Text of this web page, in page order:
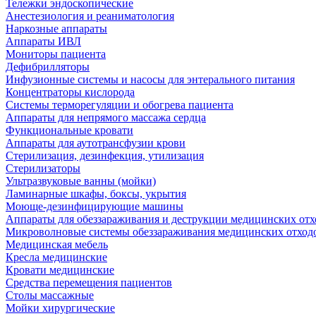
Тележки эндоскопические
Анестезиология и реаниматология
Наркозные аппараты
Аппараты ИВЛ
Мониторы пациента
Дефибрилляторы
Инфузионные системы и насосы для энтерального питания
Концентраторы кислорода
Системы терморегуляции и обогрева пациента
Аппараты для непрямого массажа сердца
Функциональные кровати
Аппараты для аутотрансфузии крови
Стерилизация, дезинфекция, утилизация
Стерилизаторы
Ультразвуковые ванны (мойки)
Ламинарные шкафы, боксы, укрытия
Моюще-дезинфицирующие машины
Аппараты для обеззараживания и деструкции медицинских
Микроволновые системы обеззараживания медицинских
Медицинская мебель
Кресла медицинские
Кровати медицинские
Средства перемещения пациентов
Столы массажные
Мойки хирургические